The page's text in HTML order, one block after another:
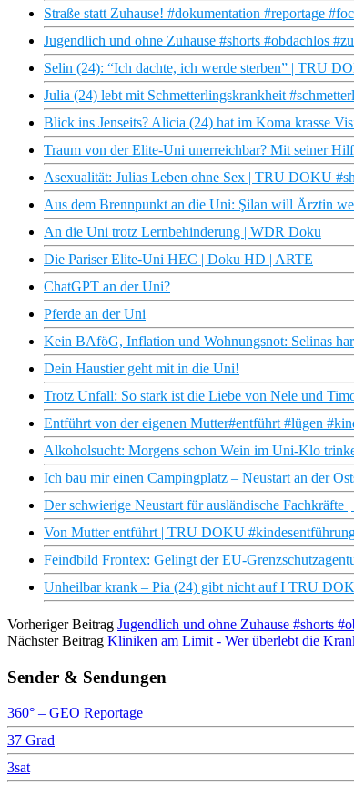
Straße statt Zuhause! #dokumentation #reportage
Jugendlich und ohne Zuhause #shorts #obdachlos
Selin (24): “Ich dachte, ich werde sterben” | TRU
Julia (24) lebt mit Schmetterlingskrankheit
Blick ins Jenseits? Alicia (24) hat im Koma krasse
Traum von der Elite-Uni unerreichbar? Mit seiner
Asexualität: Julias Leben ohne Sex | TRU DOKU
Aus dem Brennpunkt an die Uni: Şilan will Ärztin
An die Uni trotz Lernbehinderung | WDR Doku
Die Pariser Elite-Uni HEC | Doku HD | ARTE
ChatGPT an der Uni?
Pferde an der Uni
Kein BAföG, Inflation und Wohnungsnot: Selinas
Dein Haustier geht mit in die Uni!
Trotz Unfall: So stark ist die Liebe von Nele und
Entführt von der eigenen Mutter#entführt #lügen
Alkoholsucht: Morgens schon Wein im Uni-Klo
Ich bau mir einen Campingplatz – Neustart an der
Der schwierige Neustart für ausländische
Von Mutter entführt | TRU DOKU
Feindbild Frontex: Gelingt der EU-
Unheilbar krank – Pia (24) gibt nicht auf I TRU
Vorheriger Beitrag Jugendlich und ohne Zuhause #shorts
Nächster Beitrag Kliniken am Limit - Wer überlebt die
Sender & Sendungen
360° – GEO Reportage
37 Grad
3sat